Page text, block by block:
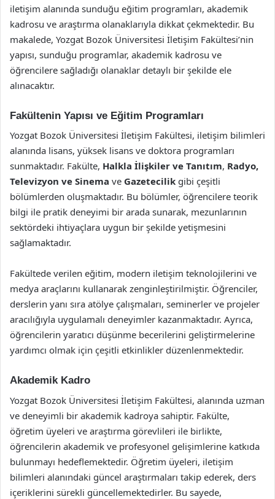
iletişim alanında sunduğu eğitim programları, akademik
kadrosu ve araştırma olanaklarıyla dikkat çekmektedir. Bu
makalede, Yozgat Bozok Üniversitesi İletişim Fakültesi’nin
yapısı, sunduğu programlar, akademik kadrosu ve
öğrencilere sağladığı olanaklar detaylı bir şekilde ele
alınacaktır.
Fakültenin Yapısı ve Eğitim Programları
Yozgat Bozok Üniversitesi İletişim Fakültesi, iletişim bilimleri
alanında lisans, yüksek lisans ve doktora programları
sunmaktadır. Fakülte, Halkla İlişkiler ve Tanıtım, Radyo,
Televizyon ve Sinema ve Gazetecilik gibi çeşitli
bölümlerden oluşmaktadır. Bu bölümler, öğrencilere teorik
bilgi ile pratik deneyimi bir arada sunarak, mezunlarının
sektördeki ihtiyaçlara uygun bir şekilde yetişmesini
sağlamaktadır.
Fakültede verilen eğitim, modern iletişim teknolojilerini ve
medya araçlarını kullanarak zenginleştirilmiştir. Öğrenciler,
derslerin yanı sıra atölye çalışmaları, seminerler ve projeler
aracılığıyla uygulamalı deneyimler kazanmaktadır. Ayrıca,
öğrencilerin yaratıcı düşünme becerilerini geliştirmelerine
yardımcı olmak için çeşitli etkinlikler düzenlenmektedir.
Akademik Kadro
Yozgat Bozok Üniversitesi İletişim Fakültesi, alanında uzman
ve deneyimli bir akademik kadroya sahiptir. Fakülte,
öğretim üyeleri ve araştırma görevlileri ile birlikte,
öğrencilerin akademik ve profesyonel gelişimlerine katkıda
bulunmayı hedeflemektedir. Öğretim üyeleri, iletişim
bilimleri alanındaki güncel araştırmaları takip ederek, ders
içeriklerini sürekli güncellemektedirler. Bu sayede,